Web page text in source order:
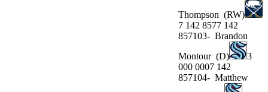
Thompson (RW)
7 142 8577 142
857103- Brandon
Montour(D)
3
000 0007 142
857104- Matthew